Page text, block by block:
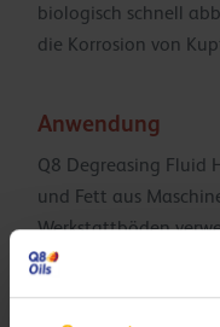
biologisch schnell
die Korrosion von
Anwendung
Q8 Degreasing Fluid
und Fett aus
Werkstattböden
dem Pinsel oder